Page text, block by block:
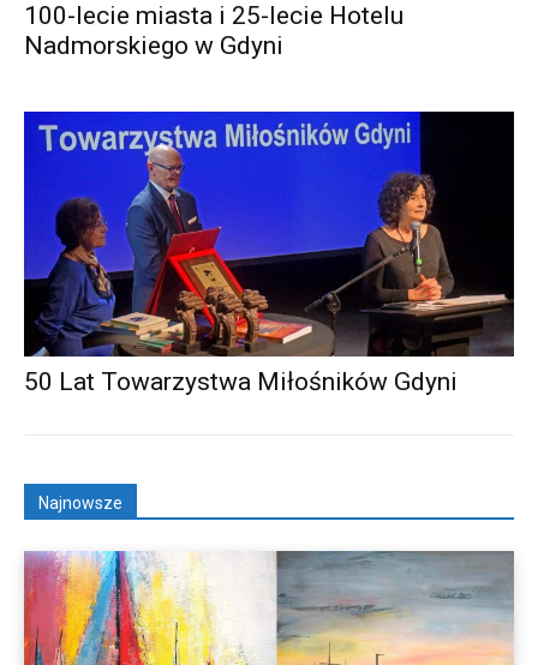
100-lecie miasta i 25-lecie Hotelu
Nadmorskiego w Gdyni
50 Lat Towarzystwa Miłośników Gdyni
Najnowsze